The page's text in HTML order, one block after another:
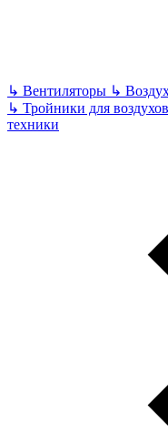
↳ Вентиляторы ↳
↳ Тройники для
техники